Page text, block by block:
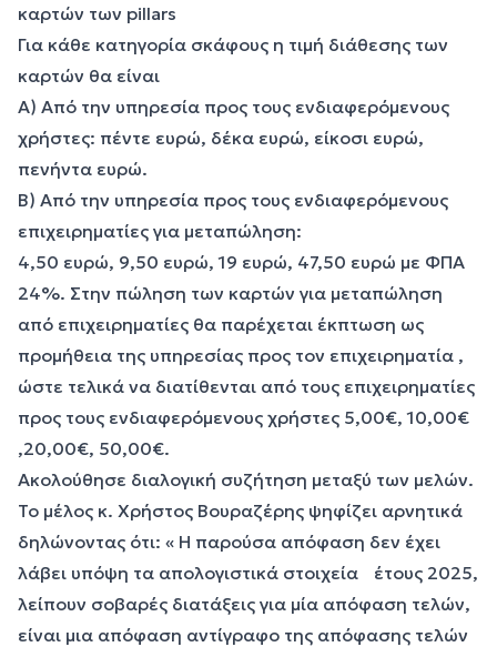
καρτών των pillars
Για κάθε κατηγορία σκάφους η τιμή διάθεσης των
καρτών θα είναι
Α) Από την υπηρεσία προς τους ενδιαφερόμενους
χρήστες: πέντε ευρώ, δέκα ευρώ, είκοσι ευρώ,
πενήντα ευρώ.
Β) Από την υπηρεσία προς τους ενδιαφερόμενους
επιχειρηματίες για μεταπώληση:
4,50 ευρώ, 9,50 ευρώ, 19 ευρώ, 47,50 ευρώ με ΦΠΑ
24%. Στην πώληση των καρτών για μεταπώληση
από επιχειρηματίες θα παρέχεται έκπτωση ως
προμήθεια της υπηρεσίας προς τον επιχειρηματία ,
ώστε τελικά να διατίθενται από τους επιχειρηματίες
προς τους ενδιαφερόμενους χρήστες 5,00€, 10,00€
,20,00€, 50,00€.
Ακολούθησε διαλογική συζήτηση μεταξύ των μελών.
Το μέλος κ. Χρήστος Βουραζέρης ψηφίζει αρνητικά
δηλώνοντας ότι: « Η παρούσα απόφαση δεν έχει
λάβει υπόψη τα απολογιστικά στοιχεία έτους 2025,
λείπουν σοβαρές διατάξεις για μία απόφαση τελών,
είναι μια απόφαση αντίγραφο της απόφασης τελών